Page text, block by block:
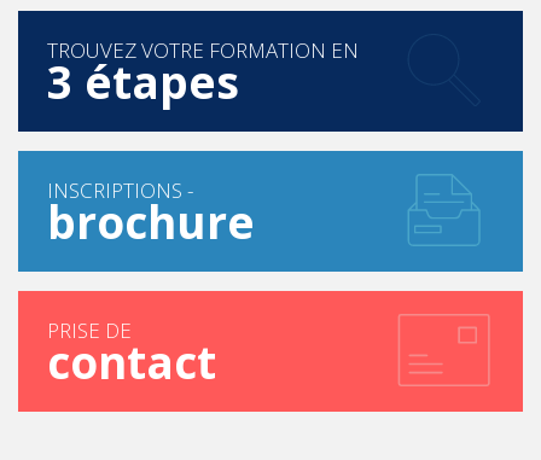
TROUVEZ VOTRE FORMATION EN
3 étapes
INSCRIPTIONS -
brochure
PRISE DE
contact